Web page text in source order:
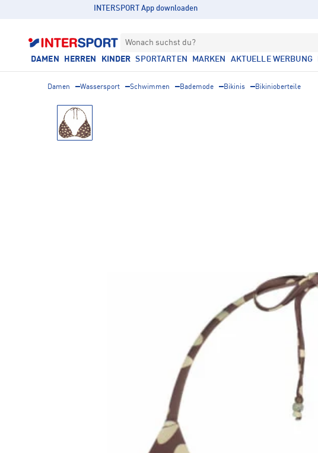
INTERSPORT App downloaden
Wonach suchst du?
DAMEN HERREN KINDER SPORTARTEN MARKEN AKTUELLE WERBUNG
Damen Wassersport Schwimmen Bademode Bikinis Bikinioberteile